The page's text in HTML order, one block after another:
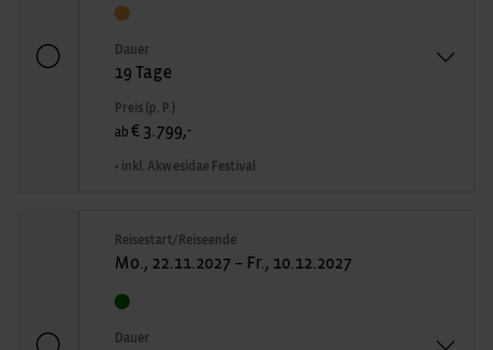
Dauer
19 Tage
Preis (p. P.)
ab € 3.799,-
• inkl. Akwesidae Festival
Reisestart/Reiseende
Mo., 22.11.2027 – Fr., 10.12.2027
Dauer